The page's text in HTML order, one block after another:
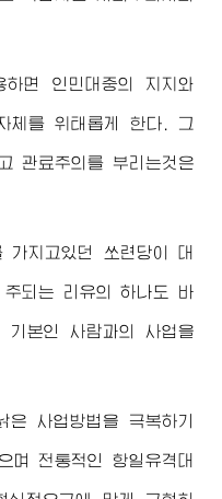
면 인민대중의 지지와
체를 위태롭게 한다. 그
관료주의를 부리는것은
가지고있던 쏘련당이 대
되는 리유의 하나도 바
기본인 사람과의 사업을
은 사업방법을 극복하기
며 전통적인 항일유격대